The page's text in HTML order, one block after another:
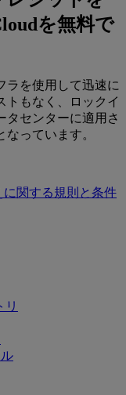
を無料で
ラを使用して迅速に
トもなく、ロックイ
タセンターに適用さ
っています。
関する規則と条件
リ